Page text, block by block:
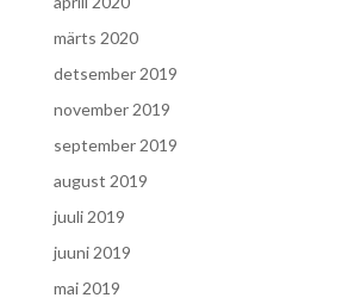
märts 2020
detsember 2019
november 2019
september 2019
august 2019
juuli 2019
juuni 2019
mai 2019